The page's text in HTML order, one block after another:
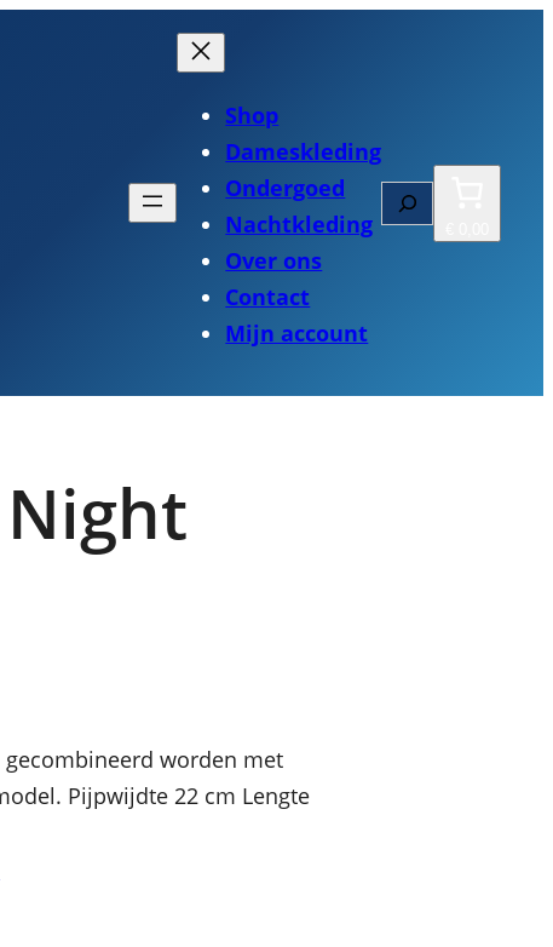
Shop
Dameskleding
Ondergoed
Nachtkleding
Over ons
Contact
Mijn account
Zoeken
gecombineerd worden met
Pijpwijdte 22 cm Lengte